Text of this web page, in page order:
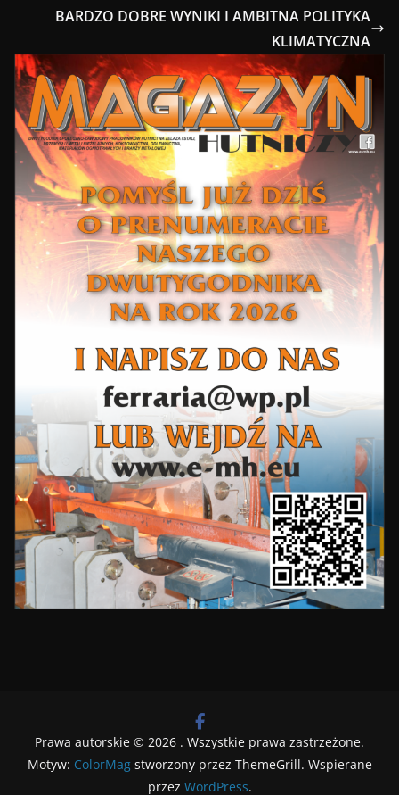
BARDZO DOBRE WYNIKI I AMBITNA POLITYKA
KLIMATYCZNA
Prawa autorskie © 2026 . Wszystkie prawa zastrzeżone.
Motyw: ColorMagstworzony przez ThemeGrill. Wspierane
przez WordPress.